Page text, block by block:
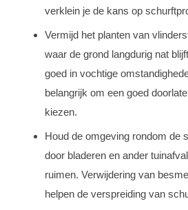
verklein je de kans op
Vermijd het planten van
waar de grond langdurig nat
goed in vochtige
belangrijk om een goed
kiezen.
Houd de omgeving rondom de
door bladeren en ander
ruimen. Verwijdering van
helpen de verspreiding van